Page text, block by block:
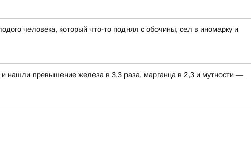
человека, который что-то поднял с обочины, сел в иномарку и
нашли превышение железа в 3,3 раза, марганца в 2,3 и мутности —